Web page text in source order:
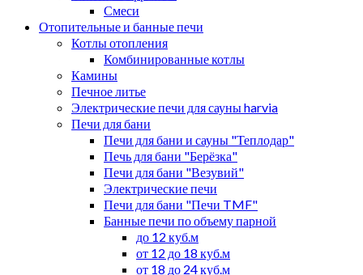
Смеси
Отопительные и банные печи
Котлы отопления
Комбинированные котлы
Камины
Печное литье
Электрические печи для сауны harvia
Печи для бани
Печи для бани и сауны "Теплодар"
Печь для бани "Берёзка"
Печи для бани "Везувий"
Электрические печи
Печи для бани "Печи TMF"
Банные печи по объему парной
до 12 куб.м
от 12 до 18 куб.м
от 18 до 24 куб.м